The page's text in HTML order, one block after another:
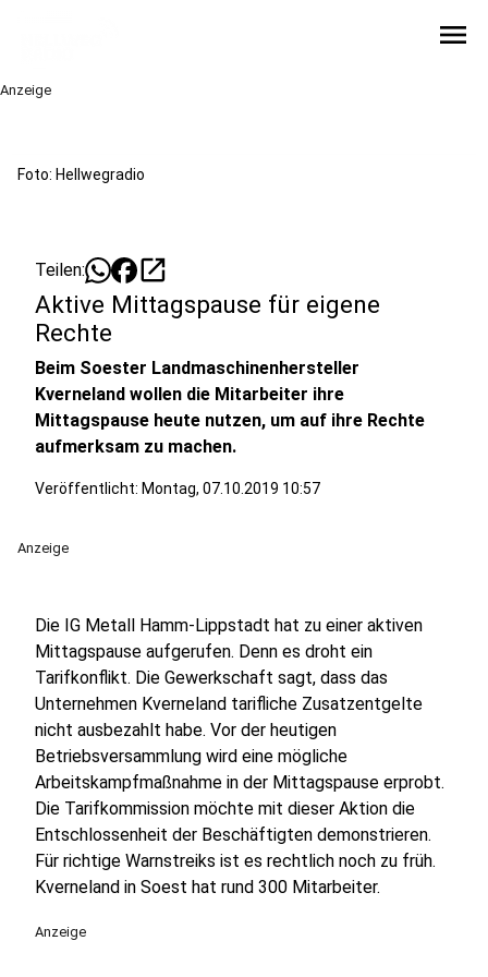
menu
Anzeige
Foto: Hellwegradio
Teilen: open_in_new
Aktive Mittagspause für eigene
Rechte
Beim Soester Landmaschinenhersteller
Kverneland wollen die Mitarbeiter ihre
Mittagspause heute nutzen, um auf ihre Rechte
aufmerksam zu machen.
Veröffentlicht: Montag, 07.10.2019 10:57
Anzeige
Die IG Metall Hamm-Lippstadt hat zu einer aktiven
Mittagspause aufgerufen. Denn es droht ein
Tarifkonflikt. Die Gewerkschaft sagt, dass das
Unternehmen Kverneland tarifliche Zusatzentgelte
nicht ausbezahlt habe. Vor der heutigen
Betriebsversammlung wird eine mögliche
Arbeitskampfmaßnahme in der Mittagspause erprobt.
Die Tarifkommission möchte mit dieser Aktion die
Entschlossenheit der Beschäftigten demonstrieren.
Für richtige Warnstreiks ist es rechtlich noch zu früh.
Kverneland in Soest hat rund 300 Mitarbeiter.
Anzeige